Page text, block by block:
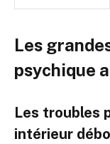
Les
psychique
Les troubles
intérieur